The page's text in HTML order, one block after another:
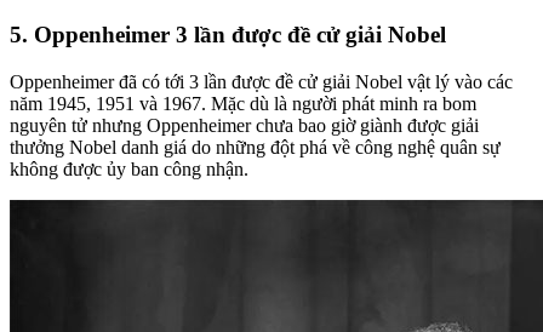
5. Oppenheimer 3 lần được đề cử giải Nobel
Oppenheimer đã có tới 3 lần được đề cử giải Nobel vật lý vào các
năm 1945, 1951 và 1967. Mặc dù là người phát minh ra bom
nguyên tử nhưng Oppenheimer chưa bao giờ giành được giải
thưởng Nobel danh giá do những đột phá về công nghệ quân sự
không được ủy ban công nhận.